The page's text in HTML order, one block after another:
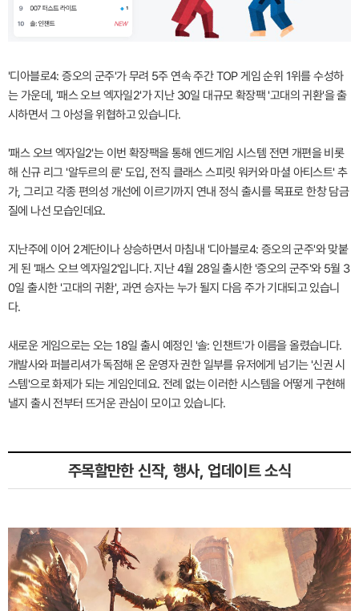
'디아블로4: 증오의 군주'가 무려 5주 연속 주간 TOP 게임 순위 1위를 수성하
는 가운데, '패스 오브 엑자일2'가 지난 30일 대규모 확장팩 '고대의 귀환'을 출
시하면서 그 아성을 위협하고 있습니다.
'패스 오브 엑자일2'는 이번 확장팩을 통해 엔드게임 시스템 전면 개편을 비롯
해 신규 리그 '알두르의 룬' 도입, 전직 클래스 스피릿 워커와 마셜 아티스트' 추
가, 그리고 각종 편의성 개선에 이르기까지 연내 정식 출시를 목표로 한창 담금
질에 나선 모습인데요.
지난주에 이어 2계단이나 상승하면서 마침내 '디아블로4: 증오의 군주'와 맞붙
게 된 '패스 오브 엑자일2'입니다. 지난 4월 28일 출시한 '증오의 군주'와 5월 3
0일 출시한 '고대의 귀환', 과연 승자는 누가 될지 다음 주가 기대되고 있습니
다.
새로운 게임으로는 오는 18일 출시 예정인 '솔: 인챈트'가 이름을 올렸습니다.
개발사와 퍼블리셔가 독점해 온 운영자 권한 일부를 유저에게 넘기는 '신권 시
스템'으로 화제가 되는 게임인데요. 전례 없는 이러한 시스템을 어떻게 구현해
낼지 출시 전부터 뜨거운 관심이 모이고 있습니다.
주목할만한 신작, 행사, 업데이트 소식